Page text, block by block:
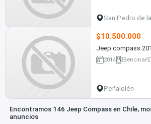
San Pedro de
$10.500.000
Jeep compass
2014 Bencina
Peñalolén
Encontramos 146 Jeep Compass en Chile,
anuncios